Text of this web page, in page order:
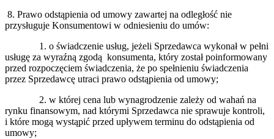
8. Prawo odstąpienia od umowy zawartej na odległość nie
przysługuje Konsumentowi w odniesieniu do umów:
1. o świadczenie usług, jeżeli Sprzedawca wykonał w pełni
usługę za wyraźną zgodą konsumenta, który został poinformowany
przed rozpoczęciem świadczenia, że po spełnieniu świadczenia
przez Sprzedawcę utraci prawo odstąpienia od umowy;
2. w której cena lub wynagrodzenie zależy od wahań na
rynku finansowym, nad którymi Sprzedawca nie sprawuje kontroli,
i które mogą wystąpić przed upływem terminu do odstąpienia od
umowy;